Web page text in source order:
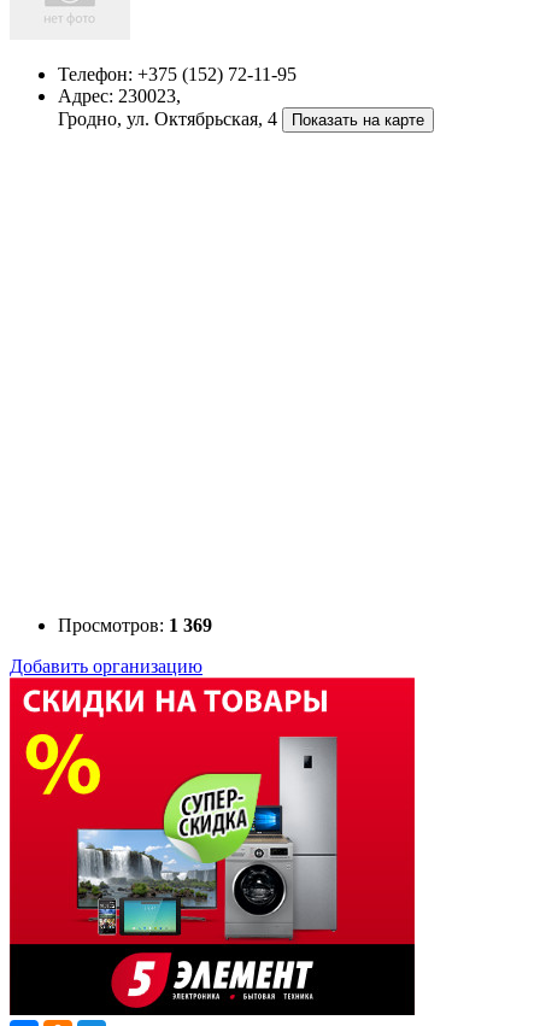
Телефон: +375 (152) 72-11-95
Адрес: 230023,
Гродно, ул. Октябрьская, 4
Просмотров: 1 369
Добавить организацию